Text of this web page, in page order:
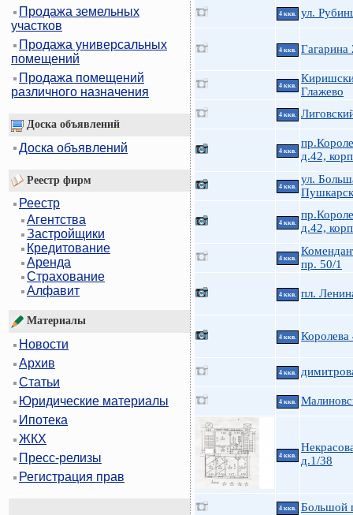
Продажа земельных
участков
Продажа универсальных
помещений
Продажа помещений
различного назначения
Доска объявлений
Доска объявлений
Реестр фирм
Реестр
Агентства
Застройщики
Кредитование
Аренда
Страхование
Алфавит
Материалы
Новости
Архив
Статьи
Юридические материалы
Ипотека
ЖКХ
Пресс-релизы
Регистрация прав
4 ккв. ул.
4 ккв. Гагарина
4 ккв.
Глажево
4 ккв.
4 ккв.
д.42,
4 ккв.
ул.
4 ккв.
д.42,
4 ккв.
пр. 50/1
4 ккв. пл.
4 ккв. Королева
4 ккв.
4 ккв.
4 ккв.
д.1/38
4 ккв. Большой